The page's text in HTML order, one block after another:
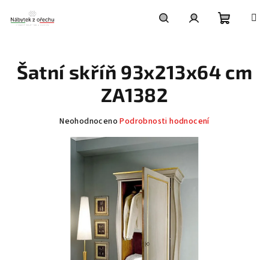
obsah
košík
Šatní skříň 93x213x64 cm
ZA1382
Průměrné
produktu
hvězdiček.
Neohodnoceno Podrobnosti hodnocení